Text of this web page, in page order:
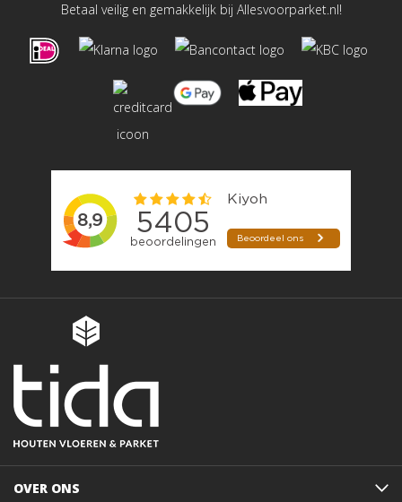
Betaal veilig en gemakkelijk bij Allesvoorparket.nl!
OVER ONS